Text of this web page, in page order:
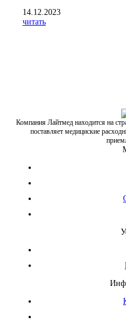
14.12.2023
читать
Компания Лайтмед находится на
поставляет медициские